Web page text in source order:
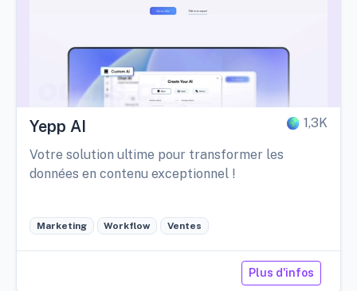
Yepp AI 1,3K
Votre solution ultime pour transformer les
données en contenu exceptionnel !
Marketing Workflow Ventes
Plus d'infos